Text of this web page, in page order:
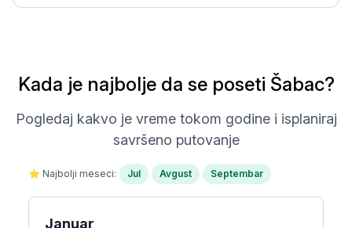
Kada je najbolje da se poseti Šabac?
Pogledaj kakvo je vreme tokom godine i isplaniraj
savršeno putovanje
⭐ Najbolji meseci: Jul Avgust Septembar
Januar